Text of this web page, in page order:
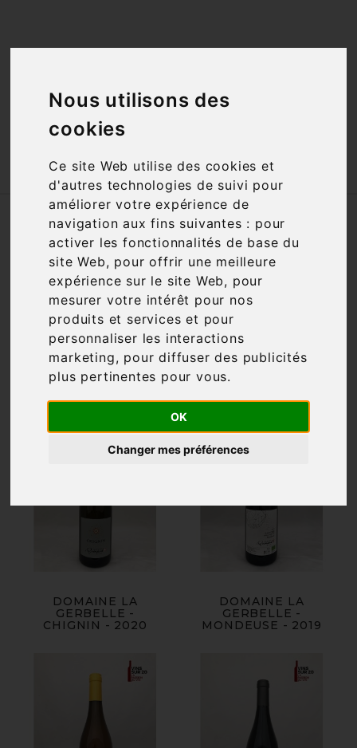
Nous utilisons des
cookies
Ce site Web utilise des cookies et
d'autres technologies de suivi pour
améliorer votre expérience de
navigation aux fins suivantes : pour
activer les fonctionnalités de base du
site Web, pour offrir une meilleure
expérience sur le site Web, pour
mesurer votre intérêt pour nos
produits et services et pour
personnaliser les interactions
marketing, pour diffuser des publicités
plus pertinentes pour vous.
OK
Changer mes préférences
Accueil Vins Région
 Filtre 4 articles
Pertinence 
DOMAINE LA
GERBELLE -
CHIGNIN - 2020
DOMAINE LA
GERBELLE -
MONDEUSE - 2019